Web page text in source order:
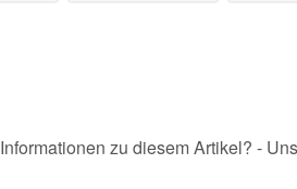
zu diesem Artikel? -